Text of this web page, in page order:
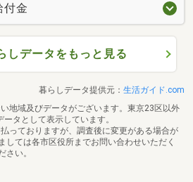
付金
しデータをもっと見る
暮らしデータ提供元： 生活ガイド.com
地域及びデータがございます。東京23区以外
タとして表示しています。
っておりますが、調査後に変更がある場合が
しては各市区役所までお問い合わせいただく
さい。